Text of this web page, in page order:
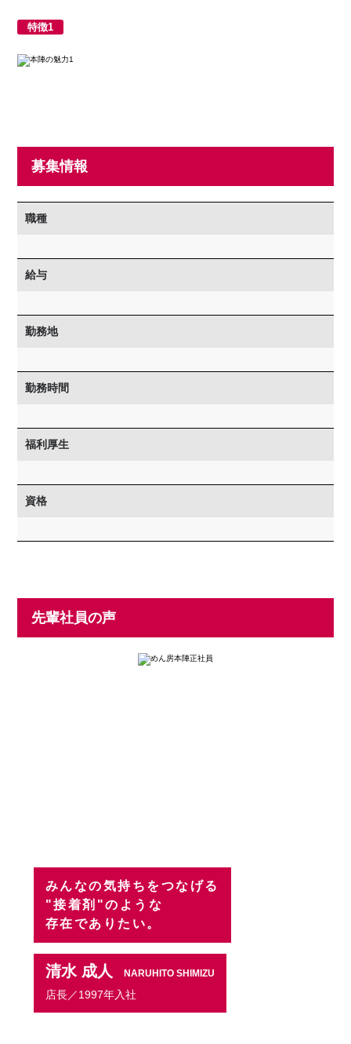
特徴1
募集情報
職種
給与
勤務地
勤務時間
福利厚生
資格
先輩社員の声
みんなの気持ちをつなげる
"接着剤"のような
存在でありたい。
清水 成人 NARUHITO SHIMIZU
店長／1997年入社